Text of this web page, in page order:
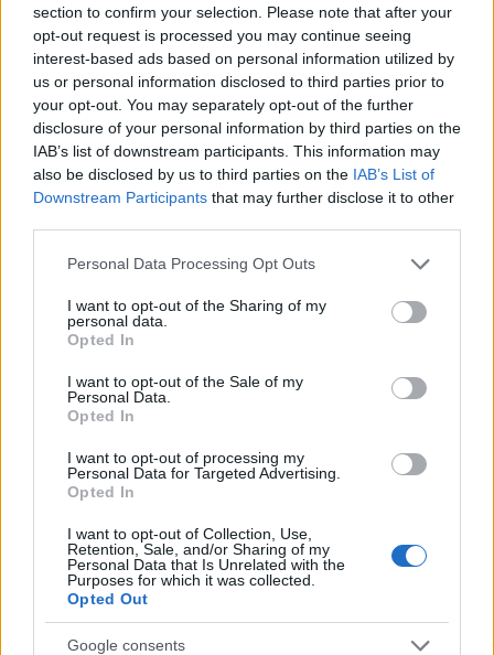
section to confirm your selection. Please note that after your
opt-out request is processed you may continue seeing
interest-based ads based on personal information utilized by
us or personal information disclosed to third parties prior to
your opt-out. You may separately opt-out of the further
disclosure of your personal information by third parties on the
IAB’s list of downstream participants. This information may
also be disclosed by us to third parties on the IAB’s List of
Downstream Participants that may further disclose it to other
Please note that this website/app uses one or more Google
not limited to your visit or usage behaviour. You may click to
grant or deny consent to Google and its third-party tags to
use your data for below specified purposes in below Google
consent section.
Personal Data Processing Opt Outs
I want to opt-out of the Sharing of my
personal data.
Opted In
I want to opt-out of the Sale of my
Personal Data.
Opted In
I want to opt-out of processing my
Personal Data for Targeted Advertising.
Opted In
I want to opt-out of Collection, Use,
Retention, Sale, and/or Sharing of my
Personal Data that Is Unrelated with the
Purposes for which it was collected.
Opted Out
Google consents
Continua a leggere
NOTIZIE